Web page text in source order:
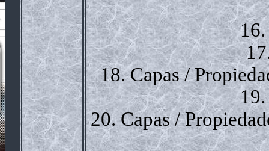
18. Capas /
20. Capas /